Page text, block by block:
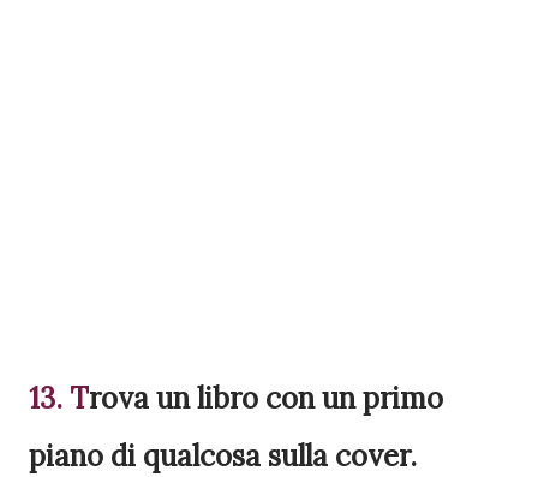
13. Trovaun libro con un primo
piano di qualcosa sulla cover.